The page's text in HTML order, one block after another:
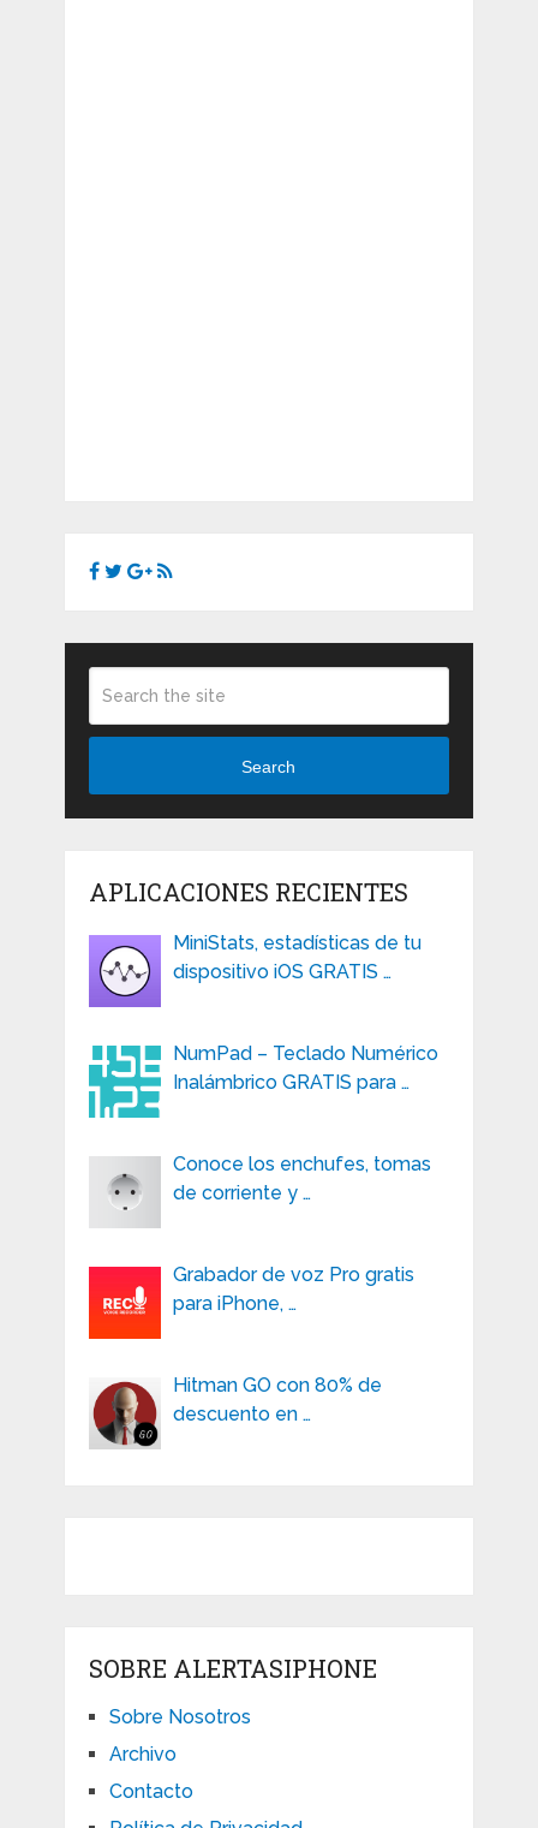
Search
APLICACIONES RECIENTES
MiniStats, estadísticas de tu
dispositivo iOS GRATIS …
NumPad – Teclado Numérico
Inalámbrico GRATIS para …
Conoce los enchufes, tomas
de corriente y …
Grabador de voz Pro gratis
para iPhone, …
Hitman GO con 80% de
descuento en …
SOBRE ALERTASIPHONE
Sobre Nosotros
Archivo
Contacto